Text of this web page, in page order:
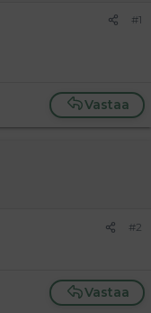
#1
Vastaa
#2
Vastaa